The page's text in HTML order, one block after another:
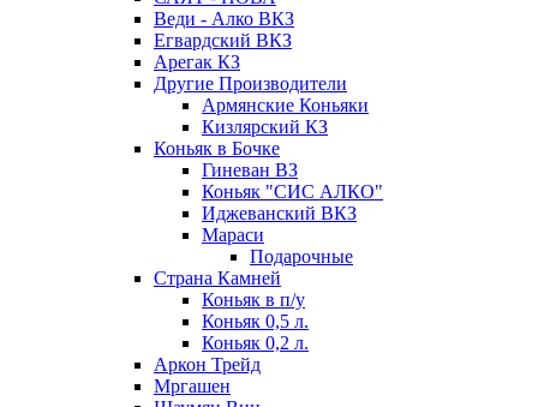
Веди - Алко ВКЗ
Егвардский ВКЗ
Арегак КЗ
Другие Производители
Армянские Коньяки
Кизлярский КЗ
Коньяк в Бочке
Гиневан ВЗ
Коньяк "СИС АЛКО"
Иджеванский ВКЗ
Мараси
Подарочные
Страна Камней
Коньяк в п/у
Коньяк 0,5 л.
Коньяк 0,2 л.
Аркон Трейд
Мргашен